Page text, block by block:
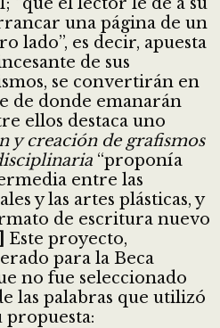
una página de un
lado”, es decir, apuesta
de sus
se convertirán en
de donde emanarán
ellos destaca uno
y creación de grafismos
“proponía
entre las
y las artes plásticas, y
de escritura nuevo
Este proyecto,
para la Beca
no fue seleccionado
las palabras que utilizó
propuesta: